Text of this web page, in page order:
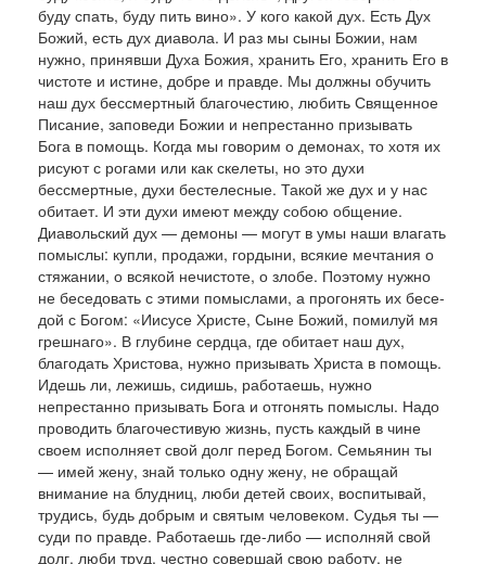
буду спать, буду пить вино». У кого какой дух. Есть Дух
Божий, есть дух диавола. И раз мы сыны Божии, нам
нужно, принявши Духа Божия, хранить Его, хранить Его в
чистоте и истине, доб­ре и правде. Мы должны обучить
наш дух бес­смертный благочестию, любить Священное
Писание, заповеди Божии и непрестанно призы­вать
Бога в помощь. Когда мы говорим о демонах, то хотя их
рисуют с рогами или как скелеты, но это духи
бессмертные, духи бестелесные. Такой же дух и у нас
обитает. И эти духи имеют между собою общение.
Диавольский дух — демоны — могут в умы наши влагать
помыслы: купли, прода­жи, гордыни, всякие мечтания о
стяжании, о всякой нечистоте, о злобе. Поэтому нужно
не бе­седовать с этими помыслами, а прогонять их бесе­
дой с Богом: «Иисусе Христе, Сыне Божий, поми­луй мя
грешнаго». В глубине сердца, где обитает наш дух,
благодать Христова, нужно призывать Христа в помощь.
Идешь ли, лежишь, сидишь, ра­ботаешь, нужно
непрестанно призывать Бога и отгонять помыслы. Надо
проводить благо­честивую жизнь, пусть каждый в чине
своем исполняет свой долг перед Богом. Семьянин ты
— имей же­ну, знай только одну жену, не обращай
внимание на блудниц, люби детей своих, воспитывай,
тру­дись, будь добрым и святым человеком. Судья ты —
суди по правде. Работаешь где-либо — испол­няй свой
долг, люби труд, честно совершай свою работу, не